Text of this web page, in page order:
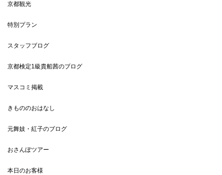
京都観光
特別プラン
スタッフブログ
京都検定1級貴船茜のブログ
マスコミ掲載
きもののおはなし
元舞妓・紅子のブログ
おさんぽツアー
本日のお客様